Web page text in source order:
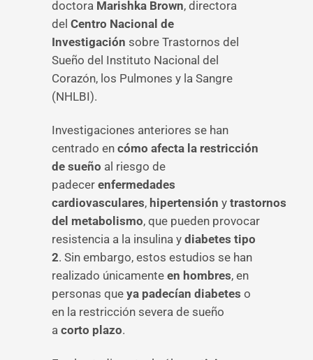
doctora Marishka Brown, directora
del Centro Nacional de
Investigación sobre Trastornos del
Sueño del Instituto Nacional del
Corazón, los Pulmones y la Sangre
(NHLBI).
Investigaciones anteriores se han
centrado en cómo afecta la restricción
de sueño al riesgo de
padecer enfermedades
cardiovasculares, hipertensión y trastornos
del metabolismo, que pueden provocar
resistencia a la insulina y diabetes tipo
2. Sin embargo, estos estudios se han
realizado únicamente en hombres, en
personas que ya padecían diabetes o
en la restricción severa de sueño
a corto plazo.